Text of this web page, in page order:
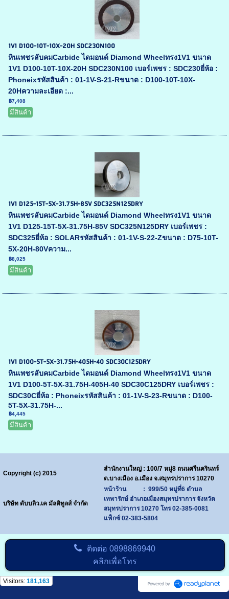
1V1 D100-10T-10X-20H SDC230N100
หินเพชรลับคมCarbide ไดมอนด์ Diamond Wheelทรง1V1 ขนาด
1V1 D100-10T-10X-20H SDC230N100 เบอร์เพชร : SDC230ยี่ห้อ :
Phoneixรหัสสินค้า : 01-1V-S-21-Rขนาด : D100-10T-10X-
20Hความละเอียด :...
฿7,408
มีสินค้า
1V1 D125-15T-5X-31.75H-85V SDC325N125DRY
หินเพชรลับคมCarbide ไดมอนด์ Diamond Wheelทรง1V1 ขนาด
1V1 D125-15T-5X-31.75H-85V SDC325N125DRY เบอร์เพชร :
SDC325ยี่ห้อ : SOLARรหัสสินค้า : 01-1V-S-22-Zขนาด : D75-10T-
5X-20H-80Vความ...
฿8,025
มีสินค้า
1V1 D100-5T-5X-31.75H-405H-40 SDC30C125DRY
หินเพชรลับคมCarbide ไดมอนด์ Diamond Wheelทรง1V1 ขนาด
1V1 D100-5T-5X-31.75H-405H-40 SDC30C125DRY เบอร์เพชร :
SDC30Cยี่ห้อ : Phoneixรหัสสินค้า : 01-1V-S-23-Rขนาด : D100-
5T-5X-31.75H-...
฿4,445
มีสินค้า
Copyright (c) 2015
สำนักงานใหญ่ : 100/7 หมู่8 ถนนศรีนครินทร์
ต.บางเมือง อ.เมือง จ.สมุทรปราการ 10270
บริษัท ดับบลิว.เค มัลติทูลส์ จำกัด
หน้าร้าน : 999/50 หมู่ที่6 ตำบล
เทพารักษ์ อำเภอเมืองสมุทรปราการ จังหวัด
สมุทรปราการ 10270 โทร02-385-0081
แฟ็กซ์ 02-383-5804
ติดต่อ0898869940
คลิกเพื่อโทร
Visitors: 181,163